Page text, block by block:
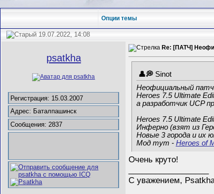
Опции темы
19.07.2022, 14:08
psatkha
Регистрация: 15.03.2007
Адрес: Баталпашинск
Сообщения: 2837
Re: [ПАТЧ]
Sinot
Неофициальный патч
Heroes 7.5 Ultimate
а разработчик UCP
Heroes 7.5 Ultimate
Инферно (взят из
Новые 3 города и их
Мод тут - Heroes of
Очень круто!
С уважением,